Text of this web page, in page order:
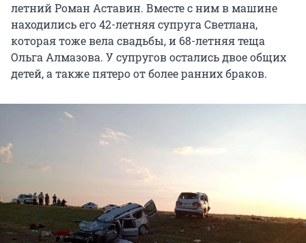
летний Роман Аставин. Вместе с ним в машине
находились его 42-летняя супруга Светлана,
которая тоже вела свадьбы, и 68-летняя теща
Ольга Алмазова. У супругов остались двое общих
детей, а также пятеро от более ранних браков.